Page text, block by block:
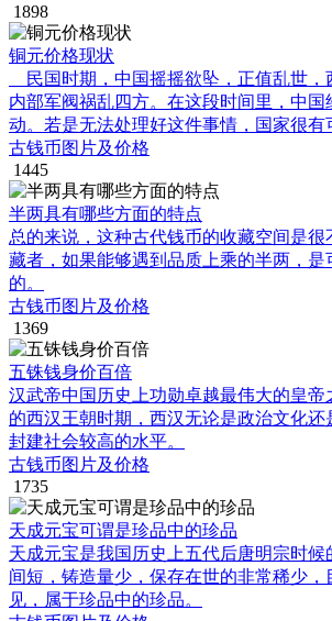
1898
铜元价格现状
民国时期，中国摇摇欲坠，正值乱世，
内部军阀祸乱四方。在这段时间里，中国
动。若是无法处理好这件事情，国家很有
古钱币图片及价格
1445
半两具有哪些方面的特点
总的来说，这种古代钱币的收藏空间是很
藏者，如果能够遇到品质上乘的半两，是
的。
古钱币图片及价格
1369
五铢钱身价百倍
汉武帝中国历史上功勋卓越最伟大的皇帝
的西汉王朝时期，西汉无论是政治文化还
封建社会较高的水平。
古钱币图片及价格
1735
天成元宝可谓是珍品中的珍品
天成元宝是我国历史上五代后唐明宗时
间短，铸造量少，保存在世的非常稀少
见，属于珍品中的珍品。